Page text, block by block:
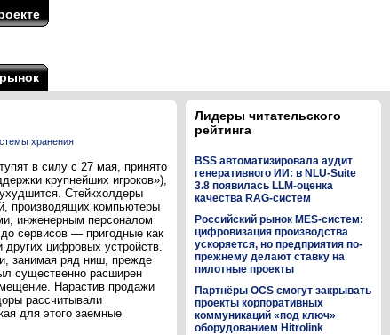
хранения
в силу с 27 мая, принято
крупнейших игроков»),
Стейкхолдеры
производящих компьютеры
инженерным персоналом
сервисов — пригодные как
других цифровых устройств.
занимая ряд ниш, прежде
существенно расширен
Нарастив продажи
рассчитывали
для этого заемные
Лидеры читательского
рейтинга
BSS автоматизировала аудит
генеративного ИИ: в NLU-Suite
3.8 появилась LLM-оценка
качества RAG-систем
Российский рынок MES-систем:
цифровизация производства
ускоряется, но предприятия по-
прежнему делают ставку на
пилотные проекты
Партнёры OCS смогут закрывать
проекты корпоративных
коммуникаций «под ключ»
оборудованием Hitrolink